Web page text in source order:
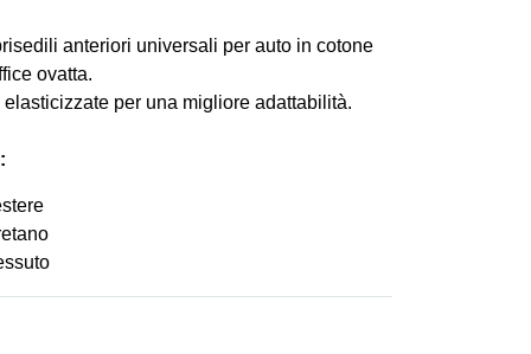
anteriori universali per auto in cotone
ovatta.
per una migliore adattabilità.